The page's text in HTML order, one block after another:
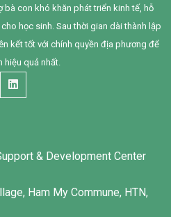
Nam.
bà con khó khăn phát triển kinh tế, hỗ
học sinh. Sau thời gian dài thành lập
kết tốt với chính quyền địa phương để
hiệu quả nhất.
& Development Center
Ham My Commune, HTN,